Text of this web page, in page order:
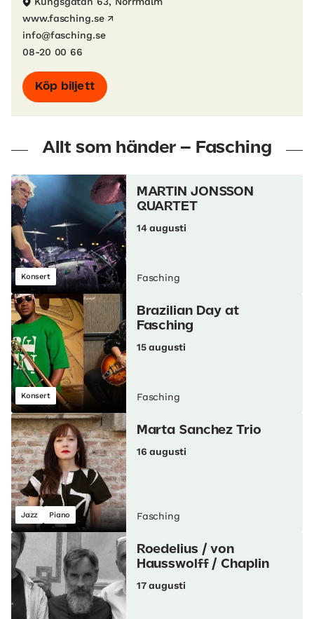
www.fasching.se
info@fasching.se
08-20 00 66
Köp biljett
Allt som händer – Fasching
Konsert
MARTIN JONSSON
QUARTET
14 augusti
Fasching
Konsert
Brazilian Day at
Fasching
15 augusti
Fasching
Jazz Piano
Marta Sanchez Trio
16 augusti
Fasching
Roedelius / von
Hausswolff / Chaplin
17 augusti